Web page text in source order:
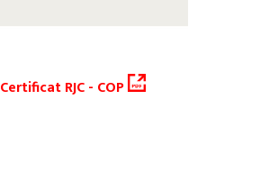
Certificat RJC - COP